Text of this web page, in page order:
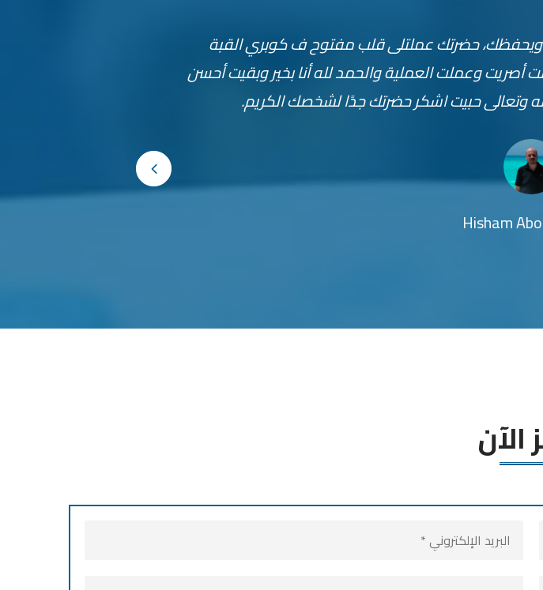
في كوبري القبة زرع الشرايين ربنا يبارك لك في صحتك
الآن